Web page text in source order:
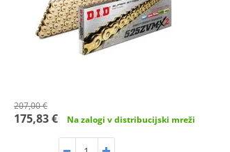
207,00 €
175,83 € Na zalogi v distribucijski mreži